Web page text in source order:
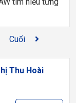
Cuối
Thu Hoài